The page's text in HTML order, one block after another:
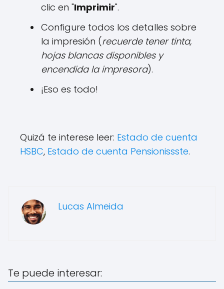
clic en "Imprimir".
Configure todos los detalles sobre
la impresión (recuerde tener tinta,
hojas blancas disponibles y
encendida la impresora).
¡Eso es todo!
Quizá te interese leer: Estado de cuenta
HSBC, Estado de cuenta Pensionissste.
Lucas Almeida
Te puede interesar: